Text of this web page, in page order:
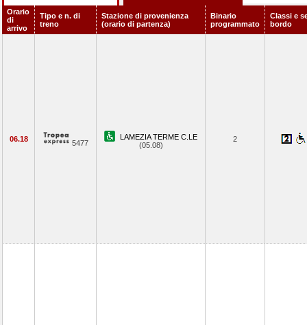
Orario
di
arrivo
Tipo e n. di
treno
Stazione di provenienza
(orario di partenza)
Binario
programmato
Classi e
bordo
06.18 5477
LAMEZIA TERME C.LE
(05.08)
2